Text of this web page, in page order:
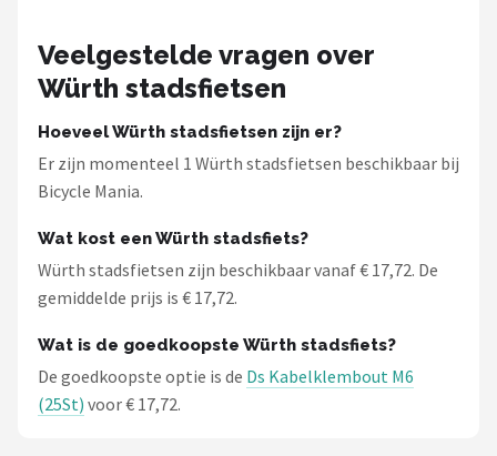
BBB Cycling
Voltano
Cortina
Veelgestelde vragen over
Würth stadsfietsen
Hoeveel Würth stadsfietsen zijn er?
Er zijn momenteel 1 Würth stadsfietsen beschikbaar bij
Bicycle Mania.
Wat kost een Würth stadsfiets?
Würth stadsfietsen zijn beschikbaar vanaf € 17,72. De
gemiddelde prijs is € 17,72.
Wat is de goedkoopste Würth stadsfiets?
De goedkoopste optie is de Ds Kabelklembout M6
(25St) voor € 17,72.